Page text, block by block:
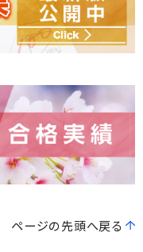
ページの先頭へ戻る